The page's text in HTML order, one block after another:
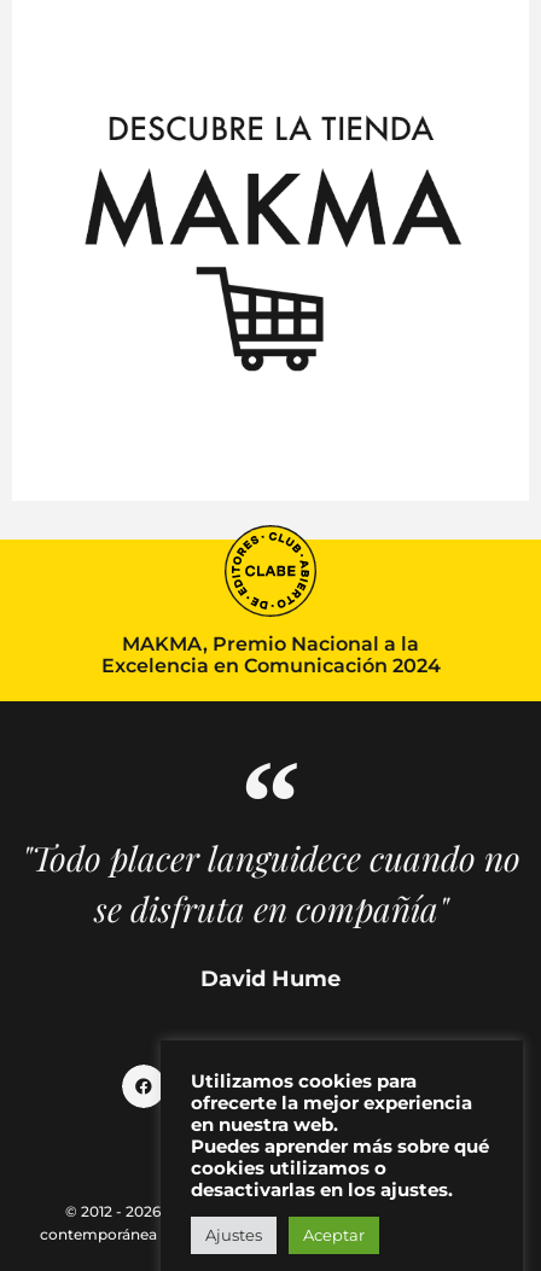
MAKMA, Premio Nacional a la
Excelencia en Comunicación 2024
"Todo placer languidece cuando no
se disfruta en compañía"
David Hume
© 2012 - 2026 MAKMA | Revista de artes visuales y cultura
contemporánea |
Política de Privacidad|Aviso Legal
Utilizamos cookies para
ofrecerte la mejor experiencia
en nuestra web.
Puedes aprender más sobre qué
cookies utilizamos o
desactivarlas en los ajustes.
Ajustes Aceptar